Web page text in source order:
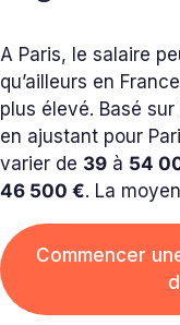
A Paris, le salaire
qu’ailleurs en
plus élevé. Basé
en ajustant pour
varier de 39 à 54
46 500 €. La
Commencer